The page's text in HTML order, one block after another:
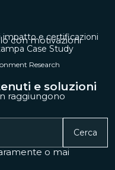
impatto e certificazioni
Case Study
e soluzioni
Cerca
con motivazioni
Research
raggiungono
o mai